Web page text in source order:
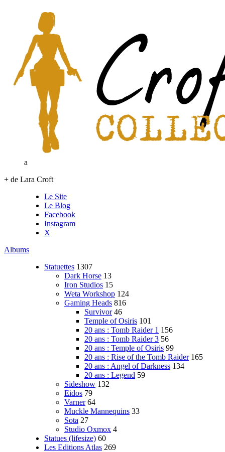
a
+ de Lara Croft
Le Site
Le Blog
Facebook
Instagram
X
Albums
Statuettes 1307
Dark Horse 13
Iron Studios 15
Weta Workshop 124
Gaming Heads 816
Survivor 46
Temple of Osiris 101
20 ans : Tomb Raider 1 156
20 ans : Tomb Raider 3 56
20 ans : Temple of Osiris 99
20 ans : Rise of the Tomb Raider 165
20 ans : Angel of Darkness 134
20 ans : Legend 59
Sideshow 132
Eidos 79
Varner 64
Muckle Mannequins 33
Sota 27
Studio Oxmox 4
Statues (lifesize) 60
Les Editions Atlas 269